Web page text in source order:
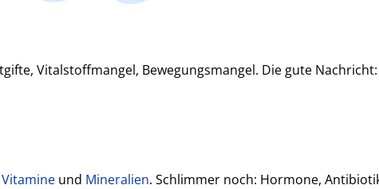
Vitalstoffmangel, Bewegungsmangel. Die gute
Vitamine und Mineralien. Schlimmer noch: Hormone,